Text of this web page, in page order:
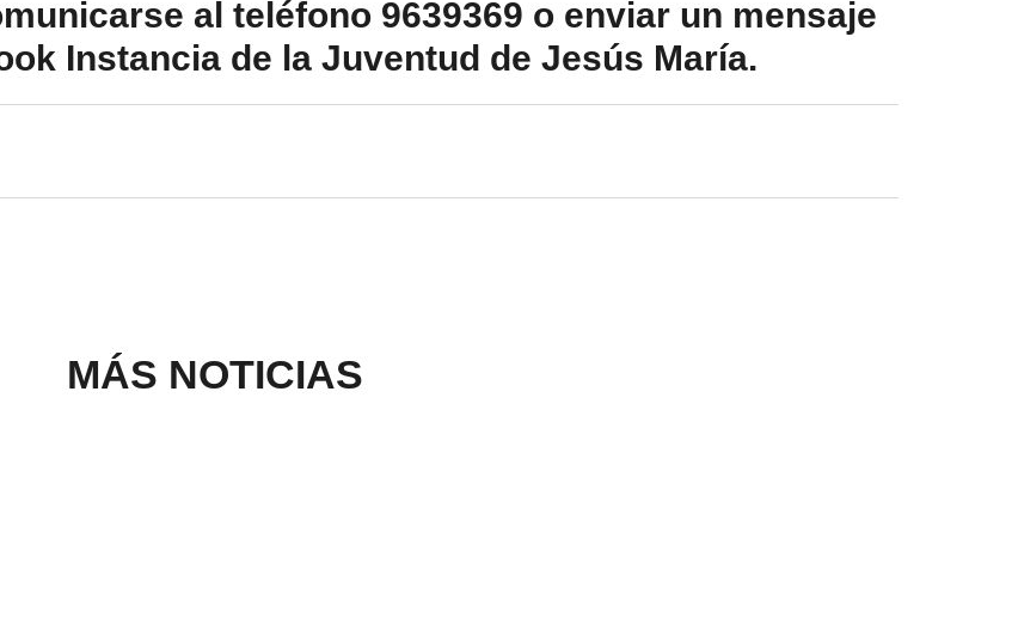
al teléfono 9639369 o enviar un mensaje
Instancia de la Juventud de Jesús María.
MÁS NOTICIAS